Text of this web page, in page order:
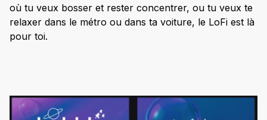
où tu veux bosser et rester concentrer, ou tu veux te
relaxer dans le métro ou dans ta voiture, le LoFi est là
pour toi.